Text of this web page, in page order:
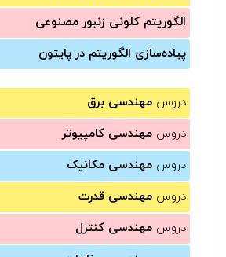
الگوریتم کلونی زنبور مصنوعی
پیاده‌سازی الگوریتم در پایتون
دروس مهندسی برق
دروس مهندسی کامپیوتر
دروس مهندسی مکانیک
دروس مهندسی قدرت
دروس مهندسی کنترل